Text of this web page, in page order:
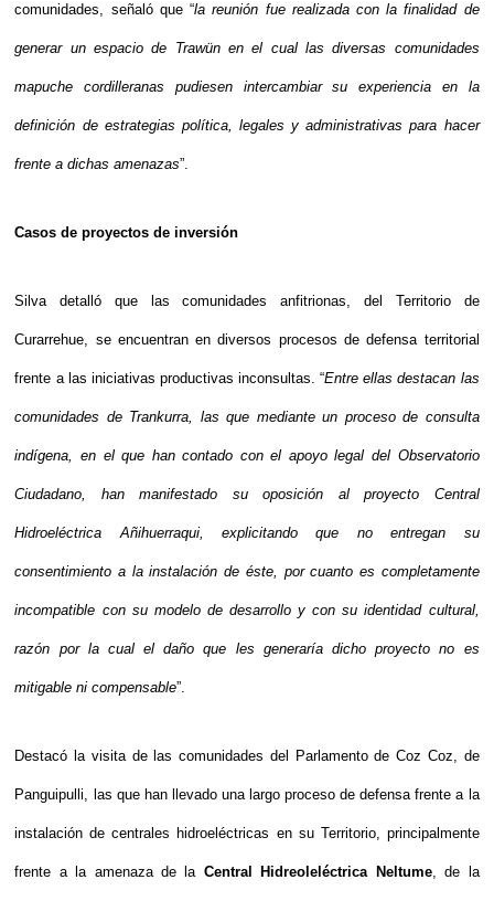
comunidades, señaló que “la reunión fue realizada con la finalidad de
generar un espacio de Trawün en el cual las diversas comunidades
mapuche cordilleranas pudiesen intercambiar su experiencia en la
definición de estrategias política, legales y administrativas para hacer
frente a dichas amenazas”.
Casos de proyectos de inversión
Silva detalló que las comunidades anfitrionas, del Territorio de
Curarrehue, se encuentran en diversos procesos de defensa territorial
frente a las iniciativas productivas inconsultas. “Entre ellas destacan las
comunidades de Trankurra, las que mediante un proceso de consulta
indígena, en el que han contado con el apoyo legal del Observatorio
Ciudadano, han manifestado su oposición al proyecto Central
Hidroeléctrica Añihuerraqui, explicitando que no entregan su
consentimiento a la instalación de éste, por cuanto es completamente
incompatible con su modelo de desarrollo y con su identidad cultural,
razón por la cual el daño que les generaría dicho proyecto no es
mitigable ni compensable”.
Destacó la visita de las comunidades del Parlamento de Coz Coz, de
Panguipulli, las que han llevado una largo proceso de defensa frente a la
instalación de centrales hidroeléctricas en su Territorio, principalmente
frente a la amenaza de la Central Hidreoleléctrica Neltume, de la